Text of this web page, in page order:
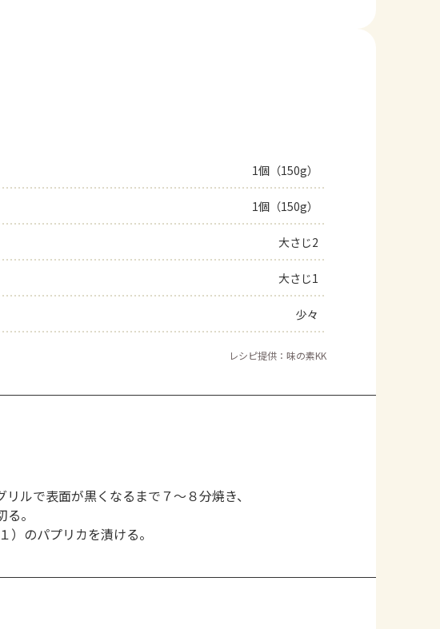
1個（150g）
1個（150g）
大さじ2
大さじ1
少々
レシピ提供：味の素KK
ルで表面が黒くなるまで７～８分焼き、
。
）のパプリカを漬ける。